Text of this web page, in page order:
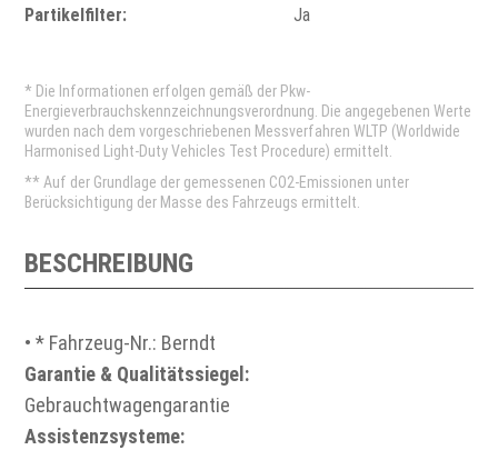
Partikelfilter: Ja
* Die Informationen erfolgen gemäß der Pkw-
Energieverbrauchskennzeichnungsverordnung. Die angegebenen Werte
wurden nach dem vorgeschriebenen Messverfahren WLTP (Worldwide
Harmonised Light-Duty Vehicles Test Procedure) ermittelt.
** Auf der Grundlage der gemessenen CO2-Emissionen unter
Berücksichtigung der Masse des Fahrzeugs ermittelt.
BESCHREIBUNG
• * Fahrzeug-Nr.: Berndt
Garantie & Qualitätssiegel:
Gebrauchtwagengarantie
Assistenzsysteme: